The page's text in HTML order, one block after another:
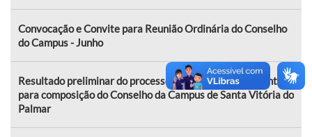
Convocação e Convite para Reunião Ordinária do Conselho
do Campus - Junho
Resultado preliminar do processo de eleição complementar
para composição do Conselho da Campus de Santa Vitória do
Palmar